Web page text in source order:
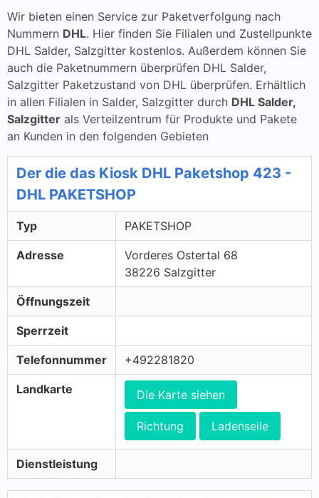
Wir bieten einen Service zur Paketverfolgung nach
Nummern DHL. Hier finden Sie Filialen und Zustellpunkte
DHL Salder, Salzgitter kostenlos. Außerdem können Sie
auch die Paketnummern überprüfen DHL Salder,
Salzgitter Paketzustand von DHL überprüfen. Erhältlich
in allen Filialen in Salder, Salzgitter durch DHL Salder,
Salzgitter als Verteilzentrum für Produkte und Pakete
an Kunden in den folgenden Gebieten
Der die das Kiosk DHL Paketshop 423 -
DHL PAKETSHOP
Typ PAKETSHOP
Adresse
Vorderes Ostertal 68
38226 Salzgitter
Öffnungszeit
Sperrzeit
Telefonnummer +492281820
Landkarte Die Karte siehen
Richtung Ladenseile
Dienstleistung